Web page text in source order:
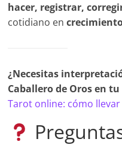
hacer, registrar,
cotidiano en
¿Necesitas
Caballero de Oros en
Tarot online: cómo